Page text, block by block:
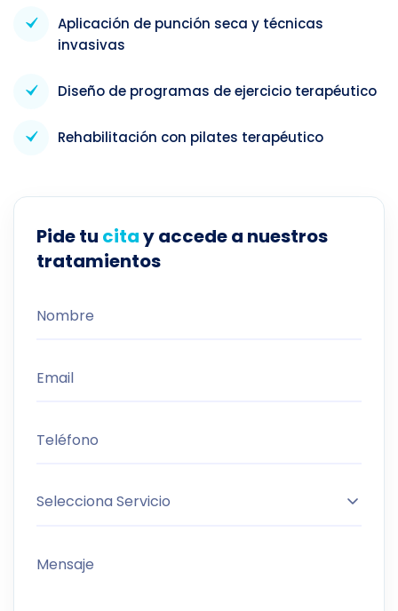
Aplicación de punción seca y técnicas
invasivas
Diseño de programas de ejercicio terapéutico
Rehabilitación con pilates terapéutico
Pide tu citay accede a nuestros
tratamientos
Nombre
Email
Teléfono
Selecciona Servicio
Mensaje